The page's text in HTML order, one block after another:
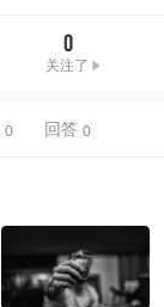
0
关注了
回答